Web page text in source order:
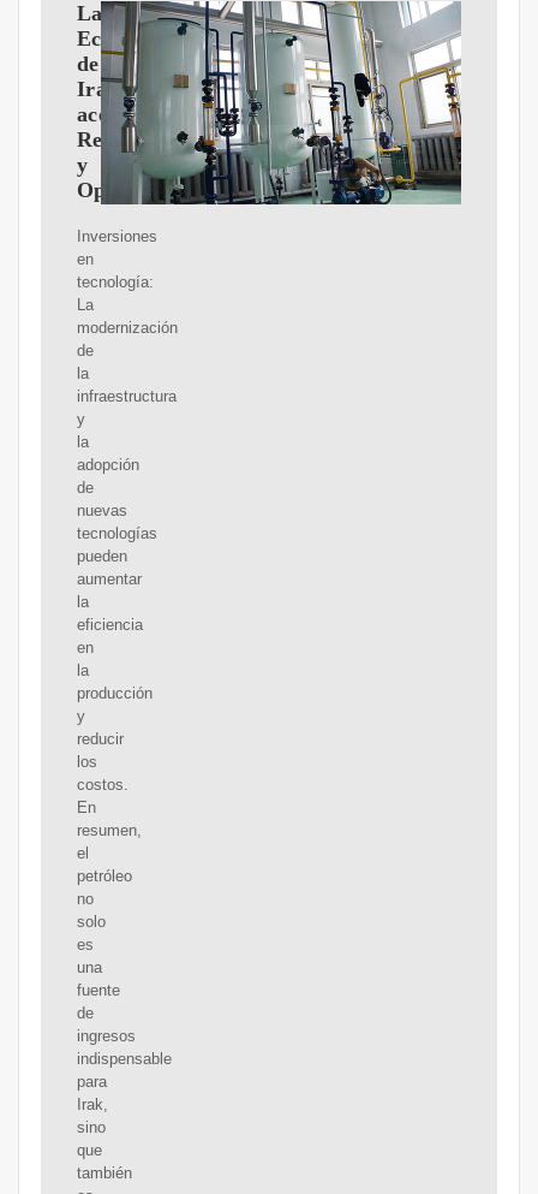
La
Economía
de
Irak:
aceite,
Reconstrucción
y
Oportunidades
Inversiones
en
tecnología:
La
modernización
de
la
infraestructura
y
la
adopción
de
nuevas
tecnologías
pueden
aumentar
la
eficiencia
en
la
producción
y
reducir
los
costos.
En
resumen,
el
petróleo
no
solo
es
una
fuente
de
ingresos
indispensable
para
Irak,
sino
que
también